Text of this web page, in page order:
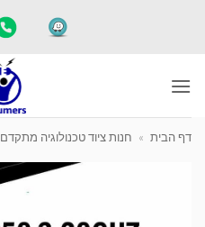
דף הבית » חנות ציוד טכנולוגיה מתקדם